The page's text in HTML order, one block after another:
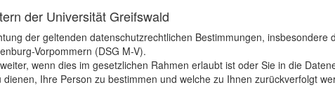
der Universität Greifswald
der geltenden datenschutzrechtlichen Bestimmungen, insbesondere
Vorpommern (DSG M-V).
wenn dies im gesetzlichen Rahmen erlaubt ist oder Sie in die
Ihre Person zu bestimmen und welche zu Ihnen zurückverfolgt